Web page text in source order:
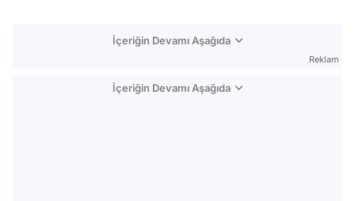
İçeriğin Devamı Aşağıda
Reklam
İçeriğin Devamı Aşağıda